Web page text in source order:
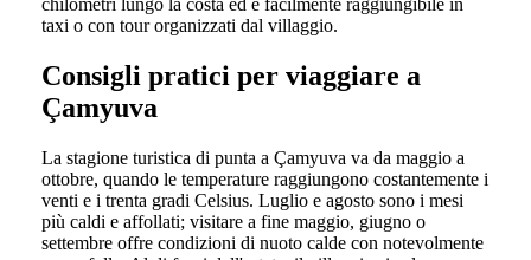
taxi o con tour organizzati dal villaggio.
Consigli pratici per viaggiare a
Çamyuva
La stagione turistica di punta a Çamyuva va da maggio a
ottobre, quando le temperature raggiungono costantemente i
venti e i trenta gradi Celsius. Luglio e agosto sono i mesi
più caldi e affollati; visitare a fine maggio, giugno o
settembre offre condizioni di nuoto calde con notevolmente